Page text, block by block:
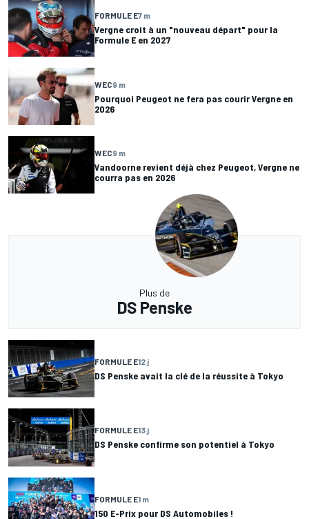
FORMULE E7 m
Vergne croit à un "nouveau départ" pour la
Formule E en 2027
WEC9 m
Pourquoi Peugeot ne fera pas courir Vergne en
2026
WEC9 m
Vandoorne revient déjà chez Peugeot, Vergne ne
courra pas en 2026
Plus de
DS Penske
FORMULE E12 j
DS Penske avait la clé de la réussite à Tokyo
FORMULE E13 j
DS Penske confirme son potentiel à Tokyo
FORMULE E1 m
150 E-Prix pour DS Automobiles !